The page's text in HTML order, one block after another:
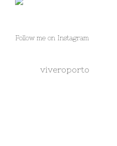
Follow me on Instagram
viveroporto